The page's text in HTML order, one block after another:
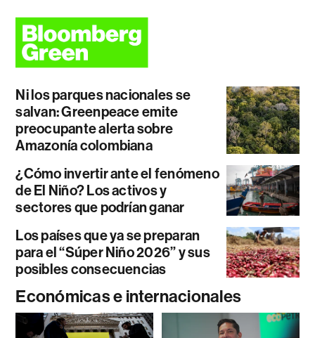
Ni los parques nacionales se
salvan: Greenpeace emite
preocupante alerta sobre
Amazonía colombiana
¿Cómo invertir ante el fenómeno
de El Niño? Los activos y
sectores que podrían ganar
Los países que ya se preparan
para el “Súper Niño 2026” y sus
posibles consecuencias
Económicas e internacionales